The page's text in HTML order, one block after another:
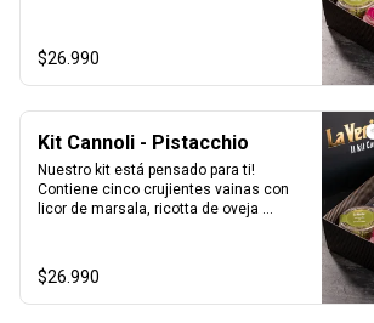
confitada, marrasquino, pistacho y una
exquisita crema de pistacho.
$26.990
Kit Cannoli - Pistacchio
Nuestro kit está pensado para ti!
Contiene cinco crujientes vainas con
licor de marsala, ricotta de oveja
pistacho, piel de naranja confitada,
marrasquino, pistacho y una exquisita
crema de pistacho.
$26.990